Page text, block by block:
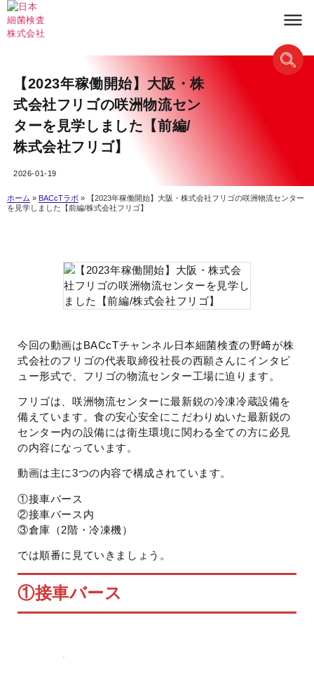
【2023年稼働開始】大阪・株
式会社フリゴの咲洲物流セン
ターを見学しました【前編/
株式会社フリゴ】
2026-01-19
ホーム » BACcTラボ »
【2023年稼働開始】大阪・株式会社フリゴの咲洲物流センター
を見学しました【前編/株式会社フリゴ】
今回の動画はBACcTチャンネル日本細菌検査の野﨑が株
式会社のフリゴの代表取締役社長の西願さんにインタビ
ュー形式で、フリゴの物流センター工場に迫ります。
フリゴは、咲洲物流センターに最新鋭の冷凍冷蔵設備を
備えています。食の安心安全にこだわりぬいた最新鋭の
センター内の設備には衛生環境に関わる全ての方に必見
の内容になっています。
動画は主に3つの内容で構成されています。
①接車バース
②接車バース内
③倉庫（2階・冷凍機）
では順番に見ていきましょう。
①接車バース